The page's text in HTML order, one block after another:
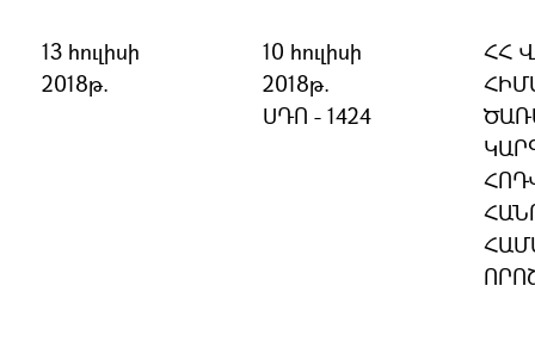
13 հուլիսի
2018թ.
10 հուլիսի
2018թ.
ՍԴՈ - 1424
ՀՀ